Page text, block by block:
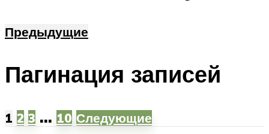
Предыдущие
Пагинация записей
1 2 3 … 10 Следующие